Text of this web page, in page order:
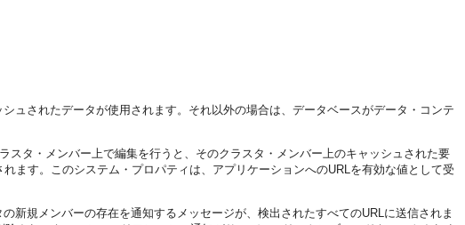
ュされたデータが使用されます。それ以外の場合は、データベースがデータ・コンテ
タ・メンバー上で編集を行うと、そのクラスタ・メンバー上のキャッシュされた要
ます。このシステム・プロパティは、アプリケーションへのURLを有効な値として受
新規メンバーの存在を通知するメッセージが、検出されたすべてのURLに送信されま